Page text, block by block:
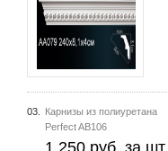
03.
Карнизы из полиуретана
Perfect AB106